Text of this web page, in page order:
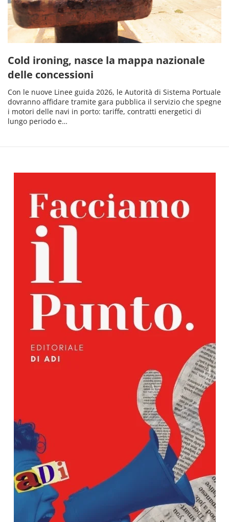
Cold ironing, nasce la mappa nazionale
delle concessioni
Con le nuove Linee guida 2026, le Autorità di Sistema Portuale
dovranno affidare tramite gara pubblica il servizio che spegne
i motori delle navi in porto: tariffe, contratti energetici di
lungo periodo e…